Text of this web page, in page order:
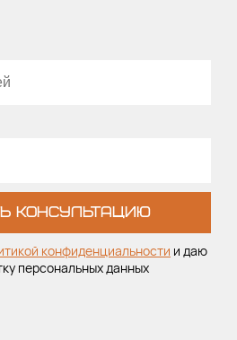
КОНСУЛЬТАЦИЮ
конфиденциальности и даю
персональных данных